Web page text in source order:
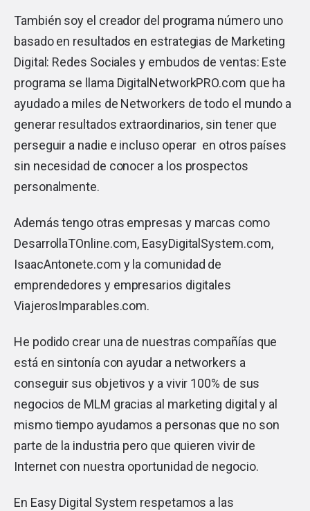
También soy el creador del programa número uno
basado en resultados en estrategias de Marketing
Digital: Redes Sociales y embudos de ventas: Este
programa se llama DigitalNetworkPRO.com que ha
ayudado a miles de Networkers de todo el mundo a
generar resultados extraordinarios, sin tener que
perseguir a nadie e incluso operar en otros países
sin necesidad de conocer a los prospectos
personalmente.
Además tengo otras empresas y marcas como
DesarrollaTOnline.com, EasyDigitalSystem.com,
IsaacAntonete.com y la comunidad de
emprendedores y empresarios digitales
ViajerosImparables.com.
He podido crear una de nuestras compañías que
está en sintonía con ayudar a networkers a
conseguir sus objetivos y a vivir 100% de sus
negocios de MLM gracias al marketing digital y al
mismo tiempo ayudamos a personas que no son
parte de la industria pero que quieren vivir de
Internet con nuestra oportunidad de negocio.
En Easy Digital System respetamos a las